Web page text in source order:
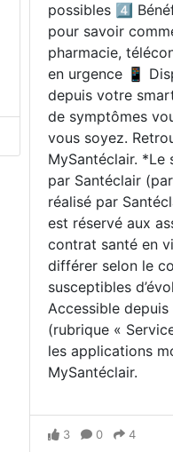
possibles 4️⃣
pour savoir
pharmacie,
en urgence 📱
depuis votre
de symptômes
vous soyez.
MySantéclair. *Le
par Santéclair
réalisé par
est réservé aux
contrat santé en
différer selon le
susceptibles
Accessible depuis
(rubrique «
les applications
MySantéclair.
3 0 4